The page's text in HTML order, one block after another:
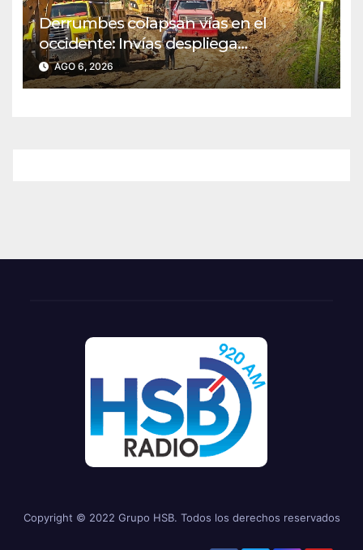
Derrumbes colapsan vías en el
occidente: Invías despliega
maquinaria en emergencia
AGO 6, 2026
Copyright © 2022 Grupo HSB. Todos los derechos reservados